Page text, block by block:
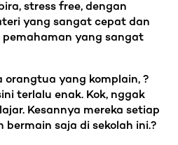
stress free, dengan
yang sangat cepat dan
yang sangat
orangtua yang komplain, ?
terlalu enak. Kok, nggak
Kesannya mereka setiap
saja di sekolah ini.?